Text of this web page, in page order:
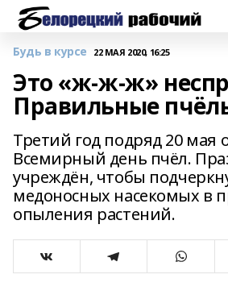
Будь в курсе 22 МАЯ 2020, 16:25
Это «ж-ж-ж»
Правильные
Третий год подряд 20 мая
Всемирный день пчёл.
учреждён, чтобы
медоносных насекомых в
опыления растений.